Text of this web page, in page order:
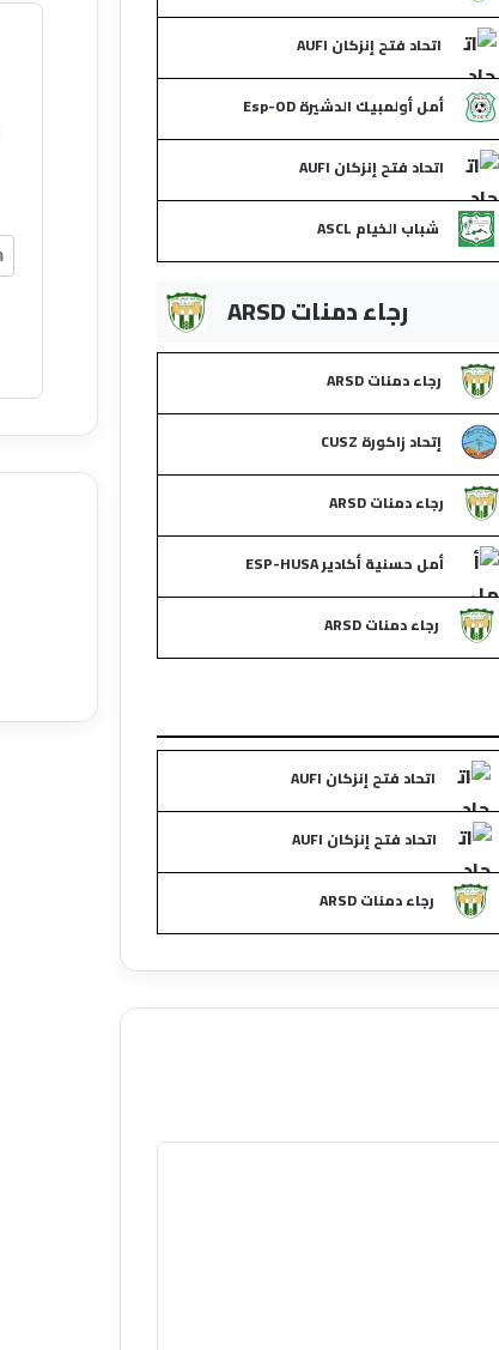
اتحاد فتح إنزكان AUFI
أمل أولمبيك الدشيرة Esp-OD
اتحاد فتح إنزكان AUFI
شباب الخيام ASCL
رجاء دمنات ARSD
رجاء دمنات ARSD
إتحاد زاكورة CUSZ
رجاء دمنات ARSD
أمل حسنية أكادير ESP-HUSA
رجاء دمنات ARSD
اتحاد فتح إنزكان AUFI
اتحاد فتح إنزكان AUFI
رجاء دمنات ARSD